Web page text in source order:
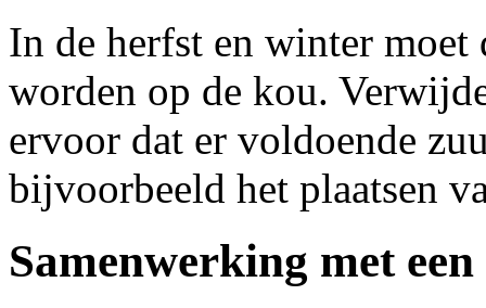
In de herfst en winter
worden op de kou.
ervoor dat er voldoende
bijvoorbeeld het plaatsen
Samenwerking met